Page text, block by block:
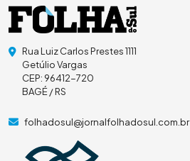
Rua Luiz Carlos Prestes 1111
Getúlio Vargas
CEP: 96412-720
BAGÉ / RS
folhadosul@jornalfolhadosul.com.br